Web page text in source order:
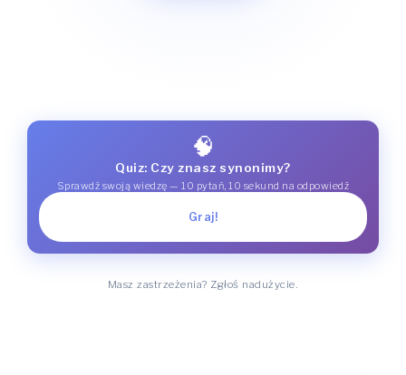
🧠
Quiz: Czy znasz synonimy?
Sprawdź swoją wiedzę — 10 pytań, 10 sekund na odpowiedź
Graj!
Masz zastrzeżenia? Zgłoś nadużycie.